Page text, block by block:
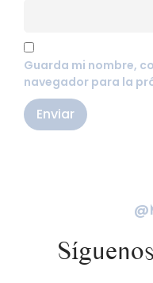
Guarda mi nombre,
navegador para la